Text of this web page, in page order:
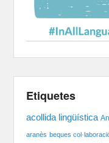
Etiquetes
acollida lingüística
aranès beques